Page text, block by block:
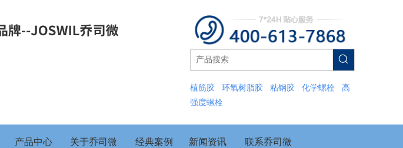
植筋胶 环氧树脂胶 粘钢胶 化学螺栓
高
强度螺栓
产品中心 关于乔司微 经典案例 新闻资讯 联系乔司微